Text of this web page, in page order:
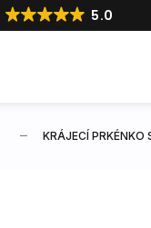
5.0
KRÁJECÍ PRKÉNKO